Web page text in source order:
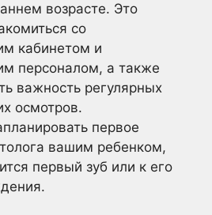
возрасте. Это
со
кабинетом и
персоналом, а также
важность регулярных
осмотров.
первое
вашим ребенком,
первый зуб или к его